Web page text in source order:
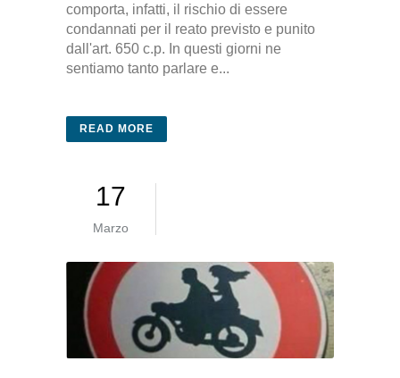
comporta, infatti, il rischio di essere
condannati per il reato previsto e punito
dall'art. 650 c.p. In questi giorni ne
sentiamo tanto parlare e...
READ MORE
17
Marzo